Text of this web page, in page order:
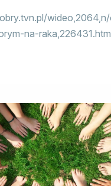
na-